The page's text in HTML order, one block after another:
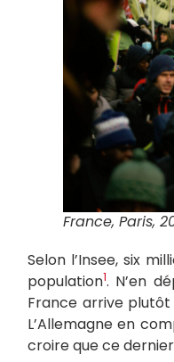
France, Paris,
Selon l’Insee, six
population1. N’en
France arrive plutôt
L’Allemagne en
croire que ce